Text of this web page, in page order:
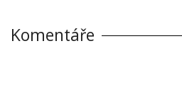
Komentáře